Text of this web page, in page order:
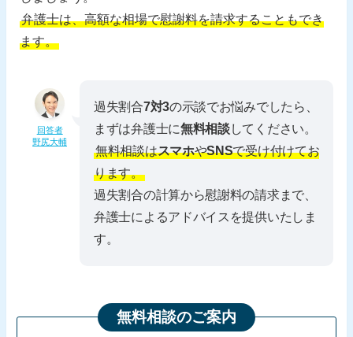
弁護士は、高額な相場で慰謝料を請求することもでき
ます。
回答者
野尻大輔
過失割合7対3の示談でお悩みでしたら、
まずは弁護士に無料相談してください。
無料相談はスマホやSNSで受け付けてお
ります。
過失割合の計算から慰謝料の請求まで、
弁護士によるアドバイスを提供いたしま
す。
無料相談のご案内